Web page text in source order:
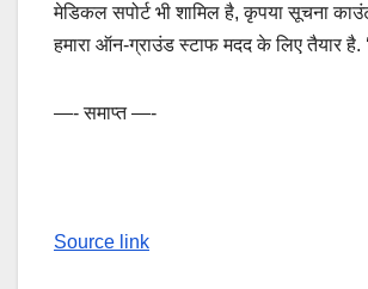
मेडिकल सपोर्ट भी शामिल है, कृपया सूचना
हमारा ऑन-ग्राउंड स्टाफ मदद के लिए तैयार है. ‘
—- समाप्त —-
Source link